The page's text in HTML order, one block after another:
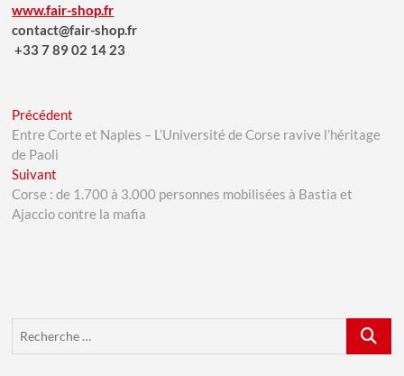
www.fair-shop.fr
contact@fair-shop.fr
+33 7 89 02 14 23
Navigation
de
l’article
Précédent
post:
Entre Corte et Naples – L’Université de Corse ravive l’héritage
de Paoli
Suivant
post:
Corse : de 1.700 à 3.000 personnes mobilisées à Bastia et
Ajaccio contre la mafia